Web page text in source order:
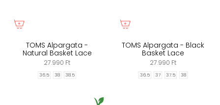
TOMS Alpargata -
Natural Basket Lace
27.990 Ft
36.5 38 38.5
TOMS Alpargata - Black
Basket Lace
27.990 Ft
36.5 37 37.5 38